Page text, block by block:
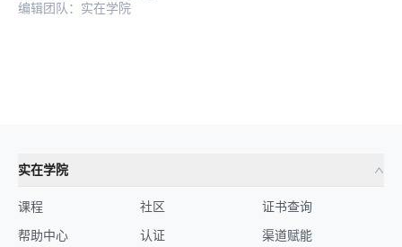
编辑团队： 实在学院
实在学院
课程
帮助中心
社区
认证
证书查询
渠道赋能